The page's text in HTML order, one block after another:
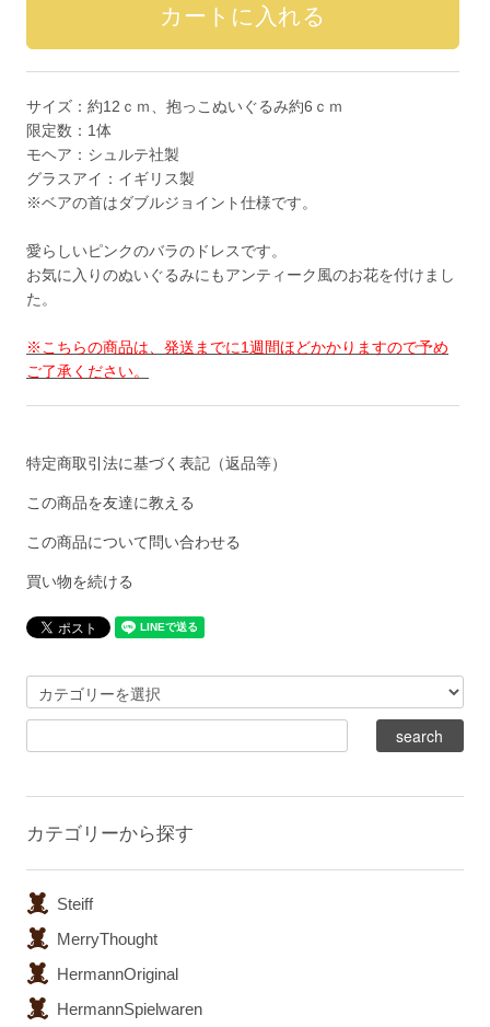
サイズ：約12ｃｍ、抱っこぬいぐるみ約6ｃｍ
限定数：1体
モヘア：シュルテ社製
グラスアイ：イギリス製
※ベアの首はダブルジョイント仕様です。
愛らしいピンクのバラのドレスです。
お気に入りのぬいぐるみにもアンティーク風のお花を付けまし
た。
※こちらの商品は、発送までに1週間ほどかかりますので予め
ご了承ください。
特定商取引法に基づく表記（返品等）
この商品を友達に教える
この商品について問い合わせる
買い物を続ける
カテゴリーから探す
Steiff
MerryThought
HermannOriginal
HermannSpielwaren